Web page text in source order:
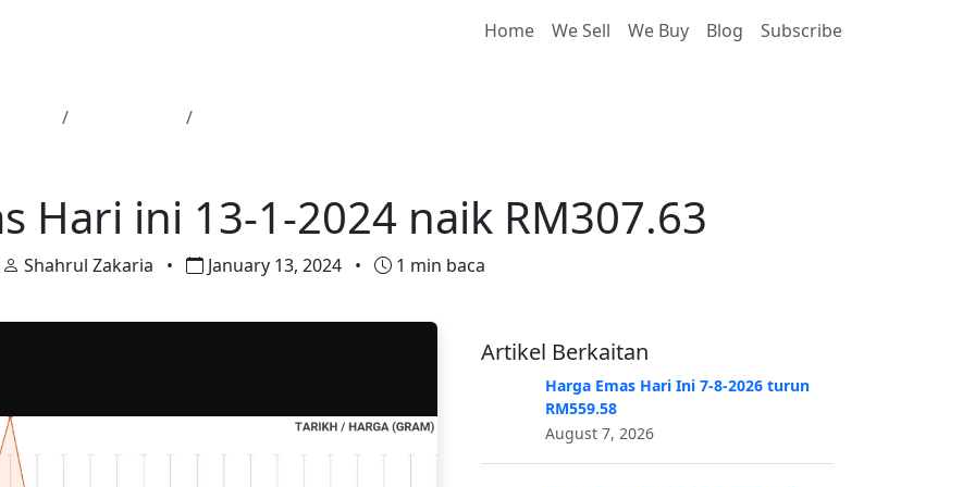
Home We Sell We Buy Blog Subscribe
Hari ini 13-1-2024 naik RM307.63
Shahrul Zakaria • January 13, 2024 • 1 min baca
Artikel Berkaitan
Harga Emas Hari Ini 7-8-2026 turun
RM559.58
August 7, 2026